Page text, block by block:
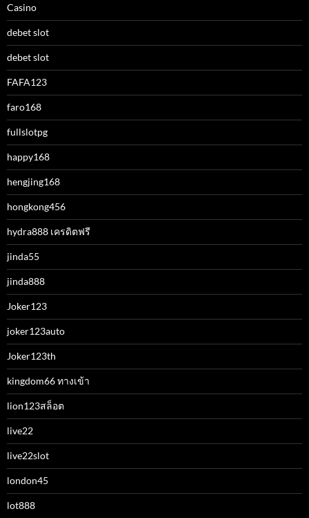
Casino
debet slot
debet slot
FAFA123
faro168
fullslotpg
happy168
hengjing168
hongkong456
hydra888 เครดิตฟรี
jinda55
jinda888
Joker123
joker123auto
Joker123th
kingdom66 ทางเข้า
lion123สล็อต
live22
live22slot
london45
lot888